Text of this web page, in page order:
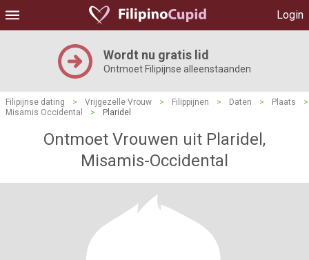
Login
Wordt nu gratis lid
Ontmoet Filipijnse alleenstaanden
Filipijnse dating > Vrijgezelle Vrouw > Filippijnen > Daten > Plaats
>
Misamis Occidental
> Plaridel
Ontmoet Vrouwen uit Plaridel,
Misamis-Occidental